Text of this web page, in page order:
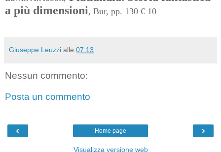
a più dimensioni, Bur, pp. 130 € 10
Giuseppe Leuzzi alle 07:13
Nessun commento:
Posta un commento
‹ ›
Home page
Visualizza versione web